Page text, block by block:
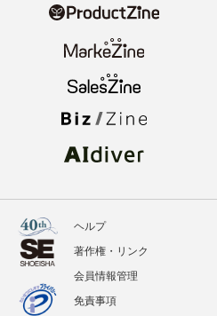
ヘルプ
著作権・リンク
会員情報管理
免責事項